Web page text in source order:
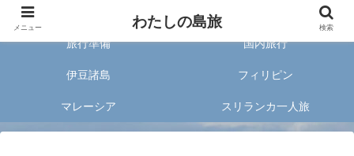
旅好きな20代女子が案内する旅のあれこれ✈︎
旅行準備 国内旅行
伊豆諸島 フィリピン
マレーシア スリランカ一人旅
メニュー わたしの島旅 検索